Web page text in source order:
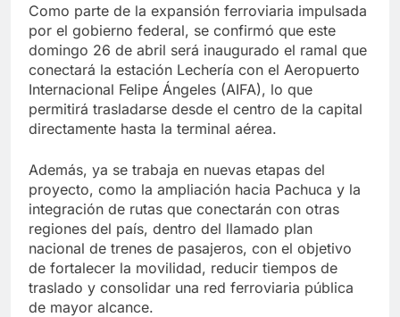
Como parte de la expansión ferroviaria impulsada
por el gobierno federal, se confirmó que este
domingo 26 de abril será inaugurado el ramal que
conectará la estación Lechería con el Aeropuerto
Internacional Felipe Ángeles (AIFA), lo que
permitirá trasladarse desde el centro de la capital
directamente hasta la terminal aérea.
Además, ya se trabaja en nuevas etapas del
proyecto, como la ampliación hacia Pachuca y la
integración de rutas que conectarán con otras
regiones del país, dentro del llamado plan
nacional de trenes de pasajeros, con el objetivo
de fortalecer la movilidad, reducir tiempos de
traslado y consolidar una red ferroviaria pública
de mayor alcance.